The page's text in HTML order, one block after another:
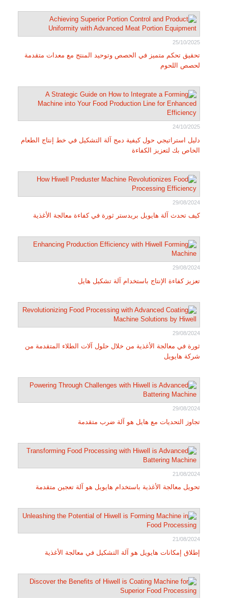
25/10/2025
تحقيق تحكم متميز في الحصص وتوحيد المنتج مع معدات متقدمة
لحصص اللحوم
24/10/2025
دليل استراتيجي حول كيفية دمج آلة التشكيل في خط إنتاج الطعام
الخاص بك لتعزيز الكفاءة
29/08/2024
كيف تحدث آلة هايويل بريدستر ثورة في كفاءة معالجة الأغذية
29/08/2024
تعزيز كفاءة الإنتاج باستخدام آلة تشكيل هايل
29/08/2024
ثورة في معالجة الأغذية من خلال حلول آلات الطلاء المتقدمة من
شركة هايويل
29/08/2024
تجاوز التحديات مع هايل هو آلة ضرب متقدمة
21/08/2024
تحويل معالجة الأغذية باستخدام هايويل هو آلة تعجين متقدمة
21/08/2024
إطلاق إمكانات هايويل هو آلة التشكيل في معالجة الأغذية